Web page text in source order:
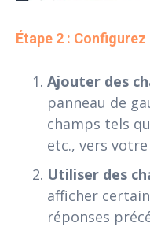
Étape 2 :
Ajouter des
panneau de
champs tels
etc., vers
Utiliser des
afficher
réponses